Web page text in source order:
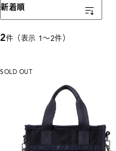
2件（表示 1〜2件）
表示順
新着順
SOLD OUT